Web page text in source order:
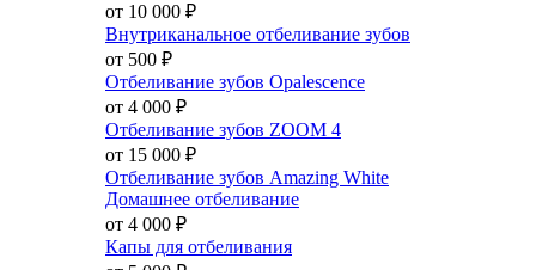
от 10 000 ₽
Внутриканальное отбеливание зубов
от 500 ₽
Отбеливание зубов Opalescence
от 4 000 ₽
Отбеливание зубов ZOOM 4
от 15 000 ₽
Отбеливание зубов Amazing White
Домашнее отбеливание
от 4 000 ₽
Капы для отбеливания